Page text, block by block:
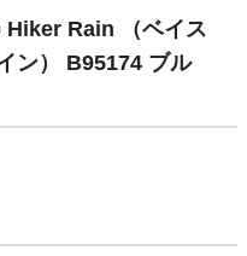
Rain （ベイス
ン） B95174 ブル